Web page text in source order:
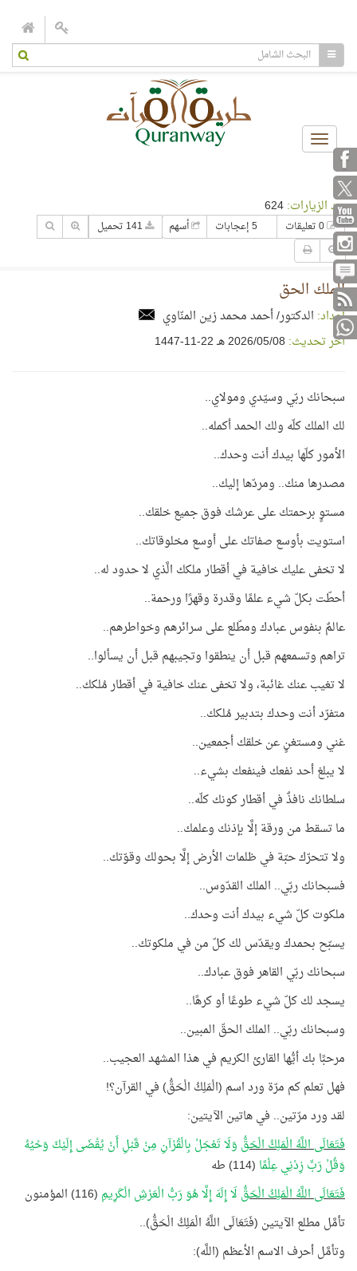
Toggle
navigation
عدد الزيارات:
5 إعجابات أسهم
الملك الحق
إعداد: الدكتور/ أحمد محمد زين المنّاوي
آخر تحديث: 08‏/05‏/2026 هـ 22-11-1447
سبحانك ربّي وسيّدي ومولاي..
لك الملك كلّه ولك الحمد أكمله..
الأمور كلّها بيدك أنت وحدك..
مصدرها منك.. ومردّها إليك..
مستوٍ برحمتك على عرشك فوق جميع خلقك..
استويت بأوسع صفاتك على أوسع مخلوقاتك..
لا تخفى عليك خافية في أقطار ملكك الَّذي لا حدود له..
أحطّت بكلّ شيء علمًا وقدرة وقهرًا ورحمة..
عالمٌ بنفوس عبادك ومطّلع على سرائرهم وخواطرهم..
تراهم وتسمعهم قبل أن ينطقوا وتجيبهم قبل أن يسألوا..
لا تغيب عنك غائبة، ولا تخفى عنك خافية في أقطار مُلكك..
متفرّد أنت وحدك بتدبير مُلكك..
غني ومستغنٍ عن خلقك أجمعين..
لا يبلغ أحد نفعك فينفعك بشيء..
سلطانك نافذٌ في أقطار كونك كلّه..
ما تسقط من ورقة إلَّا بإذنك وعلمك..
ولا تتحرّك حبّة في ظلمات الأرض إلَّا بحولك وقوّتك..
فسبحانك ربّي.. الملك القدّوس..
ملكوت كلّ شيء بيدك أنت وحدك..
يسبّح بحمدك ويقدّس لك كلّ من في ملكوتك..
سبحانك ربّي القاهر فوق عبادك..
يسجد لك كلّ شيء طوعًا أو كرهًا..
وسبحانك ربّي.. الملك الحقّ المبين..
مرحبًا بك أيُّها القارئ الكريم في هذا المشهد العجيب..
فهل تعلم كم مرّة ورد اسم (الْمَلِكُ الْحَقُّ) في القرآن؟!
لقد ورد مرّتين.. في هاتين الآيتين:
فَتَعَالَى اللَّهُ الْمَلِكُ الْحَقُّ وَلَا تَعْجَلْ بِالْقُرْآنِ مِنْ قَبْلِ أَنْ يُقْضَى إِلَيْكَ وَحْيُهُ
وَقُلْ رَبِّ زِدْنِي عِلْمًا (114) طه
فَتَعَالَى اللَّهُ الْمَلِكُ الْحَقُّ لَا إِلَهَ إِلَّا هُوَ رَبُّ الْعَرْشِ الْكَرِيمِ (116) المؤمنون
تأمَّل مطلع الآيتين (فَتَعَالَى اللَّهُ الْمَلِكُ الْحَقُّ)..
وتأمَّل أحرف الاسم الأعظم (اللَّه):